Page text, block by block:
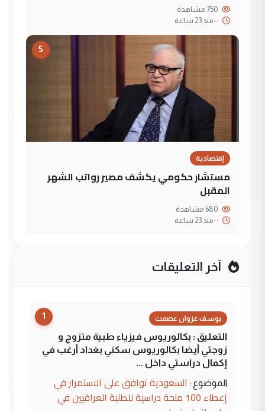
--منذ 23 ساعة
5
إقتصادية
مستشار حكومي يكشف مصير رواتب الشهر
المقبل
--منذ 23 ساعة
آخر التعليقات
1 يوسف غزوان عصمت
التعليق : بكالوريوس فيزياء طبية متزوج و
زوجتي أيضا بكالوريوس سكني بغداد أرغب في
إكمال دراستي داخل ...
الموضوع : السعودية توافق على الاستمرار في
إعطاء 100 منحة دراسية للطلبة العراقيين في